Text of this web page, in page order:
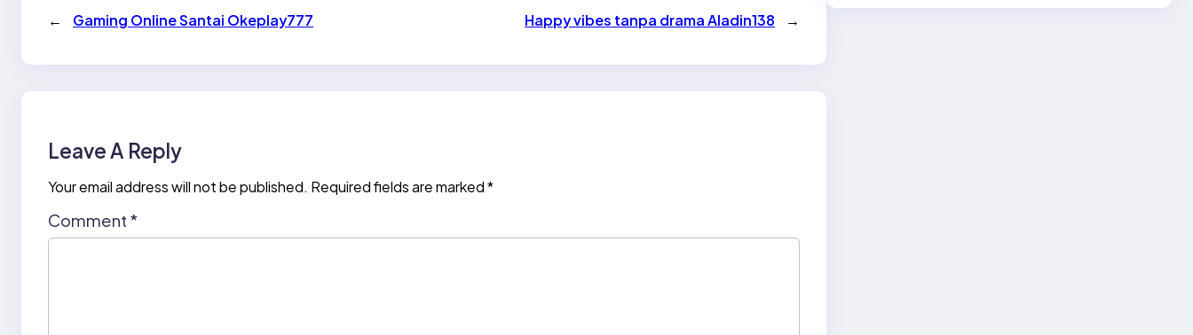
← Gaming Online Santai Okeplay777 Happy vibes tanpa drama Aladin138 →
Leave A Reply
Your email address will not be published. Required fields are marked*
Comment *